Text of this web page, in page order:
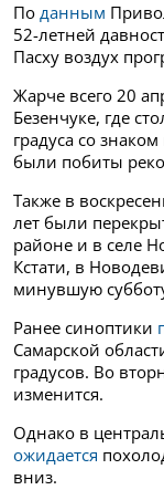
По данным
52-летней
Пасху воздух
Жарче всего 20
Безенчуке, где
градуса со
были побиты
Также в
лет были
районе и в селе
Кстати, в
минувшую
Ранее синоптики
Самарской
градусов. Во
изменится.
Однако в
ожидается
вниз.